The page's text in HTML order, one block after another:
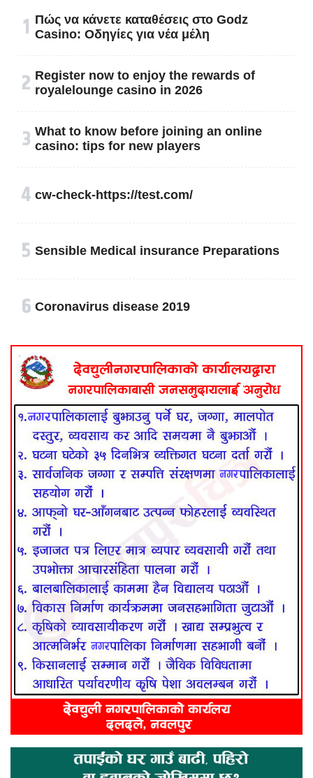
१ Πώς να κάνετε καταθέσεις στο Godz
Casino: Οδηγίες για νέα μέλη
२ Register now to enjoy the rewards of
royalelounge casino in 2026
३ What to know before joining an online
casino: tips for new players
४ cw-check-https://test.com/
५ Sensible Medical insurance Preparations
६ Coronavirus disease 2019